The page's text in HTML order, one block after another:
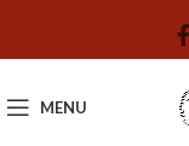
MENU